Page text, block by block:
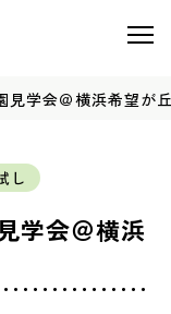
見学会＠横浜希望が
し
学会＠横浜